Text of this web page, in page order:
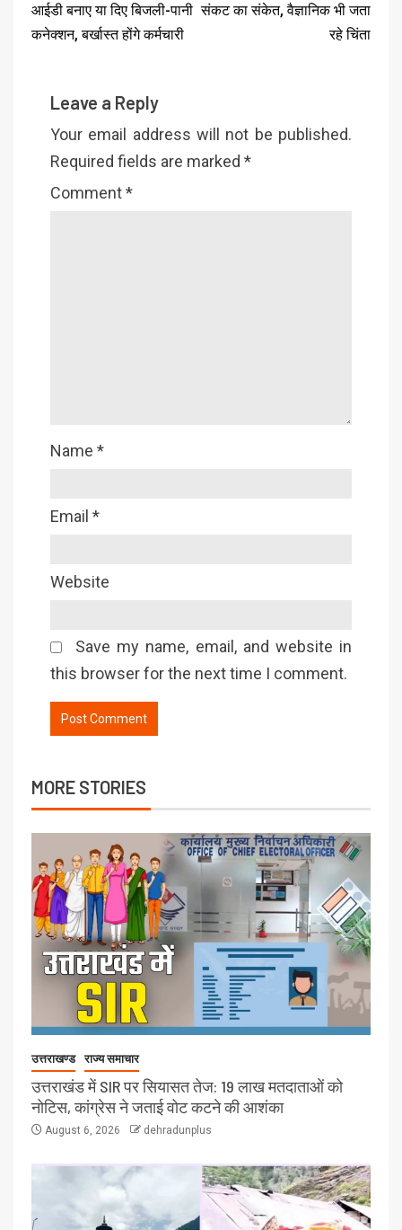
आईडी बनाए या दिए बिजली-पानी
कनेक्शन, बर्खास्त होंगे कर्मचारी
संकट का संकेत, वैज्ञानिक भी जता
रहे चिंता
Leave a Reply
Your email address will not be published.
Required fields are marked *
Comment*
Name *
Email *
Website
Save my name, email, and website in
this browser for the next time I comment.
MORE STORIES
उत्तराखण्ड राज्य समाचार
उत्तराखंड में SIR पर सियासत तेज: 19 लाख मतदाताओं को
नोटिस, कांग्रेस ने जताई वोट कटने की आशंका
August 6, 2026 dehradunplus